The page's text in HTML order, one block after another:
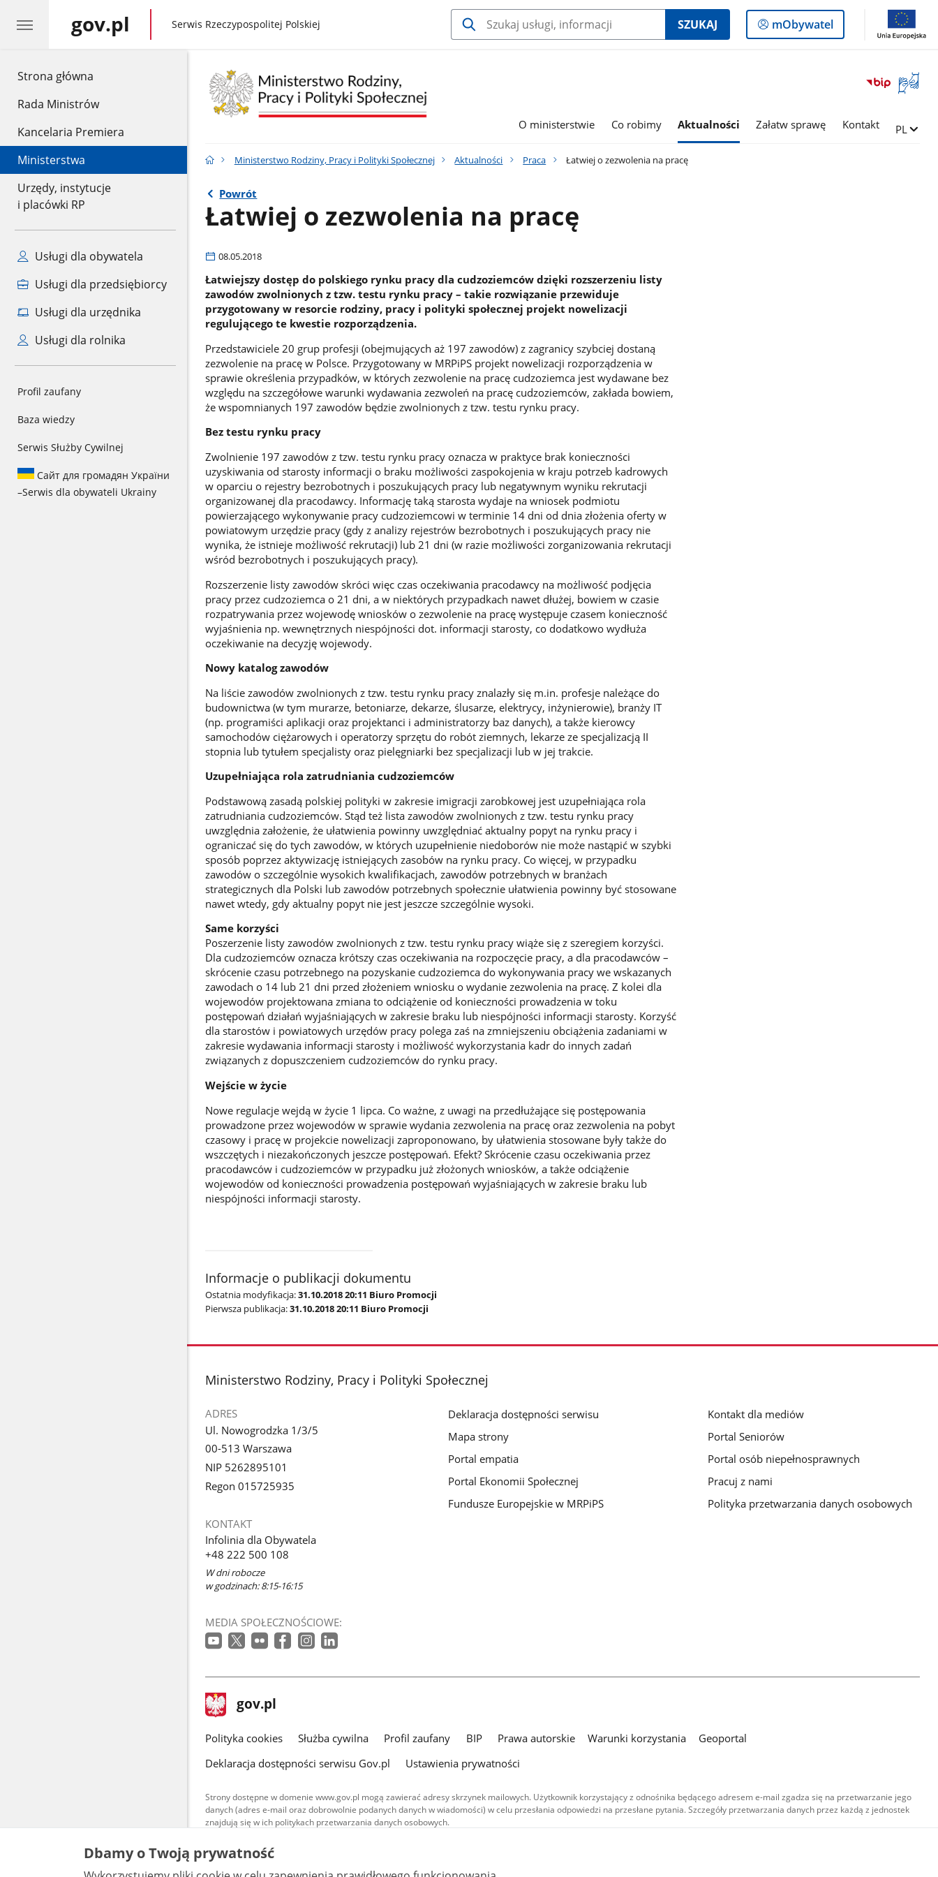
Strona główna
Rada Ministrów
Kancelaria Premiera
Ministerstwa
Urzędy, instytucje
i placówki RP
Usługi dla obywatela
Usługi dla przedsiębiorcy
Usługi dla urzędnika
Usługi dla rolnika
Profil zaufany
Baza wiedzy
Serwis Służby Cywilnej
Сайт для громадян України
–Serwis dla obywateli Ukrainy
gov.pl gov.pl
Serwis Rzeczypospolitej Polskiej SZUKAJ
Logowanie
do
mObywatel
Otwórz
okno
języka
O ministerstwie Co robimy Aktualności Załatw sprawę Kontakt Zmień
PL
Ministerstwo Rodziny, Pracy i Polityki Społecznej Aktualności Praca Łatwiej o zezwolenia na pracę
Powrót
Łatwiej o zezwolenia na pracę
08.05.2018
Łatwiejszy dostęp do polskiego rynku pracy dla cudzoziemców dzięki rozszerzeniu listy
zawodów zwolnionych z tzw. testu rynku pracy – takie rozwiązanie przewiduje
przygotowany w resorcie rodziny, pracy i polityki społecznej projekt nowelizacji
regulującego te kwestie rozporządzenia.
Przedstawiciele 20 grup profesji (obejmujących aż 197 zawodów) z zagranicy szybciej dostaną
zezwolenie na pracę w Polsce. Przygotowany w MRPiPS projekt nowelizacji rozporządzenia w
sprawie określenia przypadków, w których zezwolenie na pracę cudzoziemca jest wydawane bez
względu na szczegółowe warunki wydawania zezwoleń na pracę cudzoziemców, zakłada bowiem,
że wspomnianych 197 zawodów będzie zwolnionych z tzw. testu rynku pracy.
Bez testu rynku pracy
Zwolnienie 197 zawodów z tzw. testu rynku pracy oznacza w praktyce brak konieczności
uzyskiwania od starosty informacji o braku możliwości zaspokojenia w kraju potrzeb kadrowych
w oparciu o rejestry bezrobotnych i poszukujących pracy lub negatywnym wyniku rekrutacji
organizowanej dla pracodawcy. Informację taką starosta wydaje na wniosek podmiotu
powierzającego wykonywanie pracy cudzoziemcowi w terminie 14 dni od dnia złożenia oferty w
powiatowym urzędzie pracy (gdy z analizy rejestrów bezrobotnych i poszukujących pracy nie
wynika, że istnieje możliwość rekrutacji) lub 21 dni (w razie możliwości zorganizowania rekrutacji
wśród bezrobotnych i poszukujących pracy).
Rozszerzenie listy zawodów skróci więc czas oczekiwania pracodawcy na możliwość podjęcia
pracy przez cudzoziemca o 21 dni, a w niektórych przypadkach nawet dłużej, bowiem w czasie
rozpatrywania przez wojewodę wniosków o zezwolenie na pracę występuje czasem konieczność
wyjaśnienia np. wewnętrznych niespójności dot. informacji starosty, co dodatkowo wydłuża
oczekiwanie na decyzję wojewody.
Nowy katalog zawodów
Na liście zawodów zwolnionych z tzw. testu rynku pracy znalazły się m.in. profesje należące do
budownictwa (w tym murarze, betoniarze, dekarze, ślusarze, elektrycy, inżynierowie), branży IT
(np. programiści aplikacji oraz projektanci i administratorzy baz danych), a także kierowcy
samochodów ciężarowych i operatorzy sprzętu do robót ziemnych, lekarze ze specjalizacją II
stopnia lub tytułem specjalisty oraz pielęgniarki bez specjalizacji lub w jej trakcie.
Uzupełniająca rola zatrudniania cudzoziemców
Podstawową zasadą polskiej polityki w zakresie imigracji zarobkowej jest uzupełniająca rola
zatrudniania cudzoziemców. Stąd też lista zawodów zwolnionych z tzw. testu rynku pracy
uwzględnia założenie, że ułatwienia powinny uwzględniać aktualny popyt na rynku pracy i
ograniczać się do tych zawodów, w których uzupełnienie niedoborów nie może nastąpić w szybki
sposób poprzez aktywizację istniejących zasobów na rynku pracy. Co więcej, w przypadku
zawodów o szczególnie wysokich kwalifikacjach, zawodów potrzebnych w branżach
strategicznych dla Polski lub zawodów potrzebnych społecznie ułatwienia powinny być stosowane
nawet wtedy, gdy aktualny popyt nie jest jeszcze szczególnie wysoki.
Same korzyści
Poszerzenie listy zawodów zwolnionych z tzw. testu rynku pracy wiąże się z szeregiem korzyści.
Dla cudzoziemców oznacza krótszy czas oczekiwania na rozpoczęcie pracy, a dla pracodawców –
skrócenie czasu potrzebnego na pozyskanie cudzoziemca do wykonywania pracy we wskazanych
zawodach o 14 lub 21 dni przed złożeniem wniosku o wydanie zezwolenia na pracę. Z kolei dla
wojewodów projektowana zmiana to odciążenie od konieczności prowadzenia w toku
postępowań działań wyjaśniających w zakresie braku lub niespójności informacji starosty. Korzyść
dla starostów i powiatowych urzędów pracy polega zaś na zmniejszeniu obciążenia zadaniami w
zakresie wydawania informacji starosty i możliwość wykorzystania kadr do innych zadań
związanych z dopuszczeniem cudzoziemców do rynku pracy.
Wejście w życie
Nowe regulacje wejdą w życie 1 lipca. Co ważne, z uwagi na przedłużające się postępowania
prowadzone przez wojewodów w sprawie wydania zezwolenia na pracę oraz zezwolenia na pobyt
czasowy i pracę w projekcie nowelizacji zaproponowano, by ułatwienia stosowane były także do
wszczętych i niezakończonych jeszcze postępowań. Efekt? Skrócenie czasu oczekiwania przez
pracodawców i cudzoziemców w przypadku już złożonych wniosków, a także odciążenie
wojewodów od konieczności prowadzenia postępowań wyjaśniających w zakresie braku lub
niespójności informacji starosty.
Informacje o publikacji dokumentu
Ostatnia modyfikacja:31.10.2018 20:11 Biuro Promocji
Pierwsza publikacja:31.10.2018 20:11 Biuro Promocji
stopka
Ministerstwo Rodziny, Pracy i Polityki Społecznej
ADRES
Ul. Nowogrodzka 1/3/5
00-513 Warszawa
NIP 5262895101
Regon 015725935
KONTAKT
Infolinia dla Obywatela
+48 222 500 108
W dni robocze
w godzinach: 8:15-16:15
MEDIA SPOŁECZNOŚCIOWE:
Deklaracja dostępności serwisu
Mapa strony
Portal empatia
Portal Ekonomii Społecznej
Fundusze Europejskie w MRPiPS
Kontakt dla mediów
Portal Seniorów
Portal osób niepełnosprawnych
Pracuj z nami
Polityka przetwarzania danych osobowych
stopka
gov.pl Strona
gov.pl
gov.pl
Polityka cookies Służba cywilna Profil zaufany BIP Prawa autorskie Warunki korzystania
Geoportal
Deklaracja dostępności serwisu Gov.pl
Ustawienia prywatności
Strony dostępne w domenie www.gov.pl mogą zawierać adresy skrzynek mailowych. Użytkownik korzystający z odnośnika będącego adresem e-mail zgadza się na przetwarzanie jego
danych (adres e-mail oraz dobrowolnie podanych danych w wiadomości) w celu przesłania odpowiedzi na przesłane pytania. Szczegóły przetwarzania danych przez każdą z jednostek
znajdują się w ich politykach przetwarzania danych osobowych.
Treści tekstowe publikowane w serwisie (z wyłączeniem treści audiowizualnych), są
udostępniane na licencji typu Creative Commons: uznanie autorstwa - na tych samych
warunkach 4.0 (CC BY-SA 4.0). Materiały audiowizualne, w tym zdjęcia, materiały audio i wideo,
Dbamy o Twoją prywatność